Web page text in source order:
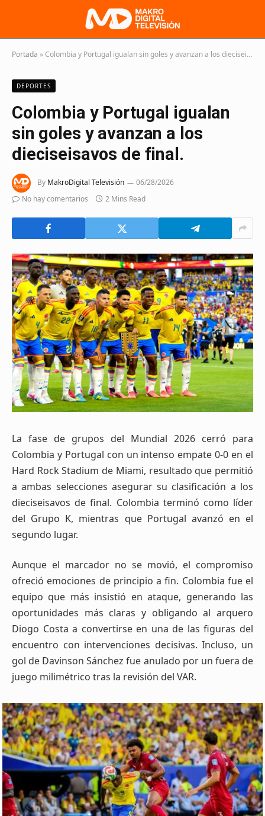
Portada »Colombia y Portugal igualan sin goles y avanzan a los dieciseisavos de final.
DEPORTES
Colombia y Portugal igualan
sin goles y avanzan a los
dieciseisavos de final.
By MakroDigital Televisión
06/28/2026
No hay comentarios
2 Mins Read
La fase de grupos del Mundial 2026 cerró para
Colombia y Portugal con un intenso empate 0-0 en el
Hard Rock Stadium de Miami, resultado que permitió
a ambas selecciones asegurar su clasificación a los
dieciseisavos de final. Colombia terminó como líder
del Grupo K, mientras que Portugal avanzó en el
segundo lugar.
Aunque el marcador no se movió, el compromiso
ofreció emociones de principio a fin. Colombia fue el
equipo que más insistió en ataque, generando las
oportunidades más claras y obligando al arquero
Diogo Costa a convertirse en una de las figuras del
encuentro con intervenciones decisivas. Incluso, un
gol de Davinson Sánchez fue anulado por un fuera de
juego milimétrico tras la revisión del VAR.